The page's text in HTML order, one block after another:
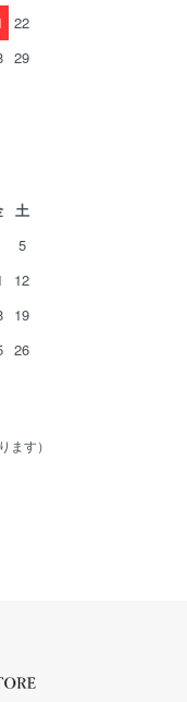
22
29
土
5
12
19
26
す）